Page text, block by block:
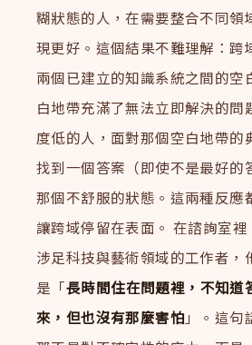
糊狀態的人，在需要整合不同領
現更好。這個結果不難理解：跨
兩個已建立的知識系統之間的空
白地帶充滿了無法立即解決的問
度低的人，面對那個空白地帶的
找到一個答案（即使不是最好的
那個不舒服的狀態。這兩種反應
讓跨域停留在表面。 在諮詢室
涉足科技與藝術領域的工作者，
是「長時間住在問題裡，不知道
來，但也沒有那麼害怕 」。這句